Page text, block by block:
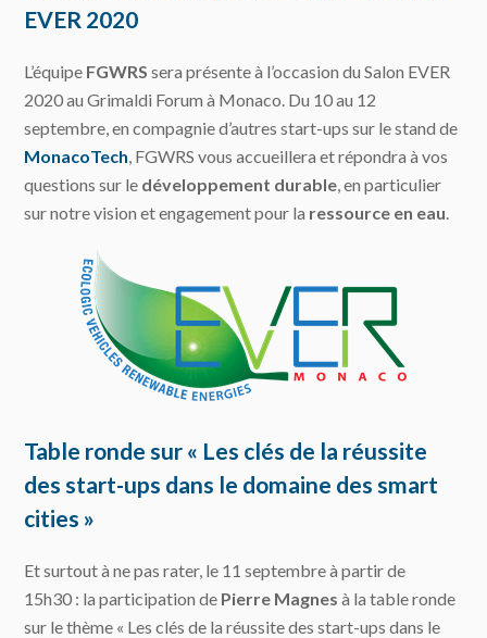
EVER 2020
L’équipe FGWRSsera présente à l’occasion du Salon EVER
2020 au Grimaldi Forum à Monaco. Du 10 au 12
septembre, en compagnie d’autres start-ups sur le stand de
MonacoTech, FGWRS vous accueillera et répondra à vos
questions sur le développement durable, en particulier
sur notre vision et engagement pour la ressource en eau.
Table ronde sur « Les clés de la réussite
des start-ups dans le domaine des smart
cities »
Et surtout à ne pas rater, le 11 septembre à partir de
15h30 : la participation de Pierre Magnes à la table ronde
sur le thème « Les clés de la réussite des start-ups dans le